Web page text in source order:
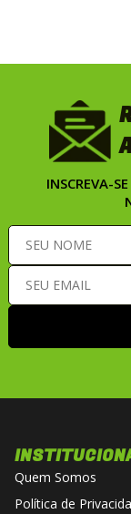
INSCREVA-
Quem Somos
Política de